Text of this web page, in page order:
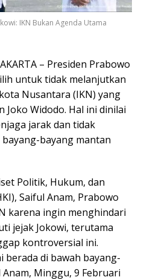
IKN Bukan Agenda Utama
– Presiden Prabowo
untuk tidak melanjutkan
Nusantara (IKN) yang
Widodo. Hal ini dinilai
jarak dan tidak
bayang mantan
Politik, Hukum, dan
Saiful Anam, Prabowo
karena ingin menghindari
jejak Jokowi, terutama
kontroversial ini.
berada di bawah bayang-
Minggu, 9 Februari